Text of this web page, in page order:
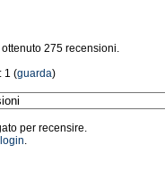
275 recensioni.
1 (guarda)
per recensire.
login.